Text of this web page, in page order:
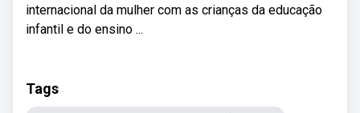
internacional da mulher com as crianças da educação
infantil e do ensino ...
Tags